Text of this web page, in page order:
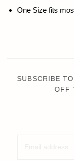
One Size fits
SUBSCRIBE
OFF